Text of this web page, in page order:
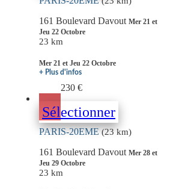
161 Boulevard Davout Mer 21 et
Jeu 22 Octobre
23 km
Mer 21 et Jeu 22 Octobre
+ Plus d'infos
230 €
Sélectionner
PARIS-20EME(23 km)
161 Boulevard Davout Mer 28 et
Jeu 29 Octobre
23 km